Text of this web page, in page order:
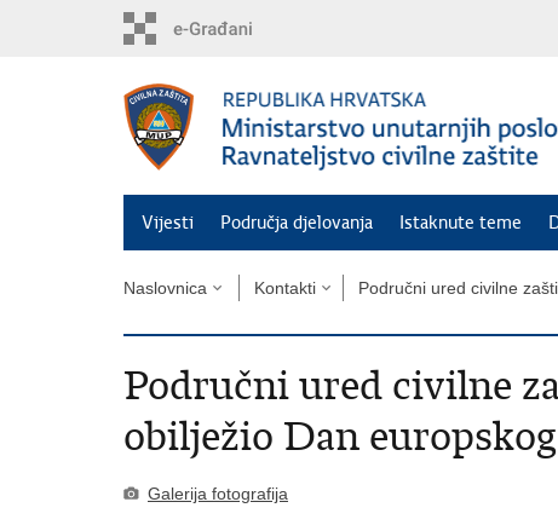
Vijesti Područja djelovanja Istaknute teme
Naslovnica Kontakti Područni ured civilne
Područni ured civilne
obilježio Dan europskog
Galerija fotografija